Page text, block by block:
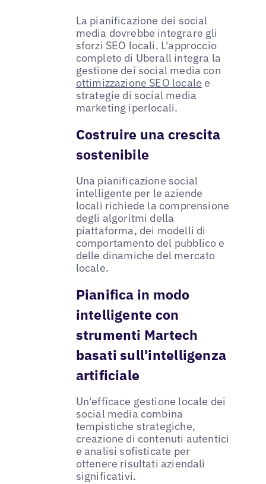
La pianificazione dei social
media dovrebbe integrare gli
sforzi SEO locali. L'approccio
completo di Uberall integra la
gestione dei social media con
ottimizzazione SEO locale e
strategie di social media
marketing iperlocali.
Costruire una crescita
sostenibile
Una pianificazione social
intelligente per le aziende
locali richiede la comprensione
degli algoritmi della
piattaforma, dei modelli di
comportamento del pubblico e
delle dinamiche del mercato
locale.
Pianifica in modo
intelligente con
strumenti Martech
basati sull'intelligenza
artificiale
Un'efficace gestione locale dei
social media combina
tempistiche strategiche,
creazione di contenuti autentici
e analisi sofisticate per
ottenere risultati aziendali
significativi.